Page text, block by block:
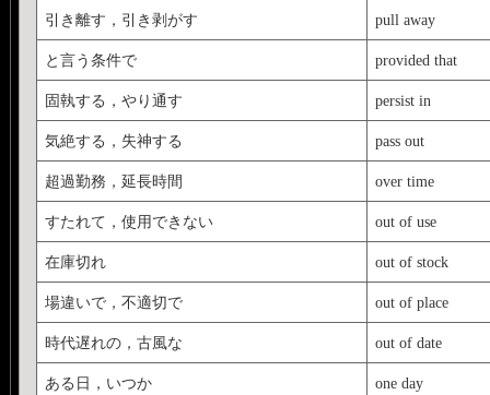
引き離す，引き剥がす pull away
と言う条件で provided that
固執する，やり通す persist in
気絶する，失神する pass out
超過勤務，延長時間 over time
すたれて，使用できない out of use
在庫切れ out of stock
場違いで，不適切で out of place
時代遅れの，古風な out of date
ある日，いつか one day